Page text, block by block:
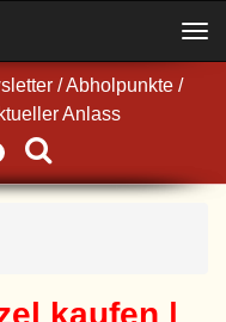
/ Abholpunkte /
Anlass
navigation
kaufen |